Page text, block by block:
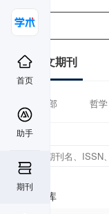
首页
助手
期刊
中文期刊
全部 哲学
数据库